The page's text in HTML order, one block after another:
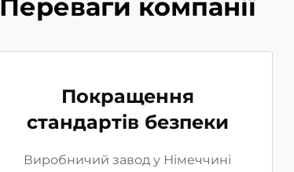
Переваги компанії
Покращення
стандартів безпеки
Виробничий завод у Німеччині